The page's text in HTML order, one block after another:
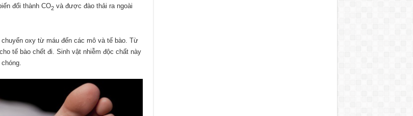
đổi thành CO2và được đào thải ra ngoài
oxy từ máu đến các mô và tế bào. Từ
tế bào chết đi. Sinh vật nhiễm độc chất này